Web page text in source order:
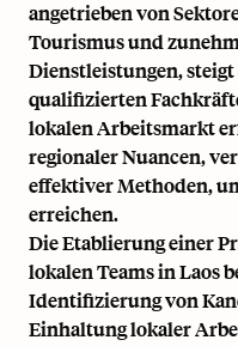
angetrieben von
Tourismus und
Dienstleistungen,
qualifizierten
lokalen Arbeitsmarkt
regionaler Nuancen,
effektiver Methoden,
erreichen.
Die Etablierung einer
lokalen Teams in Laos
Identifizierung von
Einhaltung lokaler